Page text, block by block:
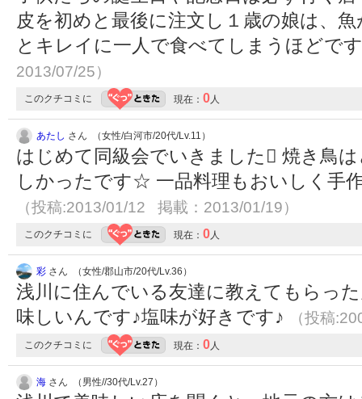
皮を初めと最後に注文し１歳の娘は、
とキレイに一人で食べてしまうほどで
2013/07/25）
このクチコミに 現在： 0 人
あたし さん （女性/白河市/20代/Lv.11）
はじめて同級会でいきました 焼き鳥
しかったです☆ 一品料理もおいしく手
（投稿:2013/01/12 掲載：2013/01/19）
このクチコミに 現在： 0 人
彩 さん （女性/郡山市/20代/Lv.36）
浅川に住んでいる友達に教えてもらっ
味しいんです♪塩味が好きです♪
（投稿
このクチコミに 現在： 0 人
海 さん （男性//30代/Lv.27）